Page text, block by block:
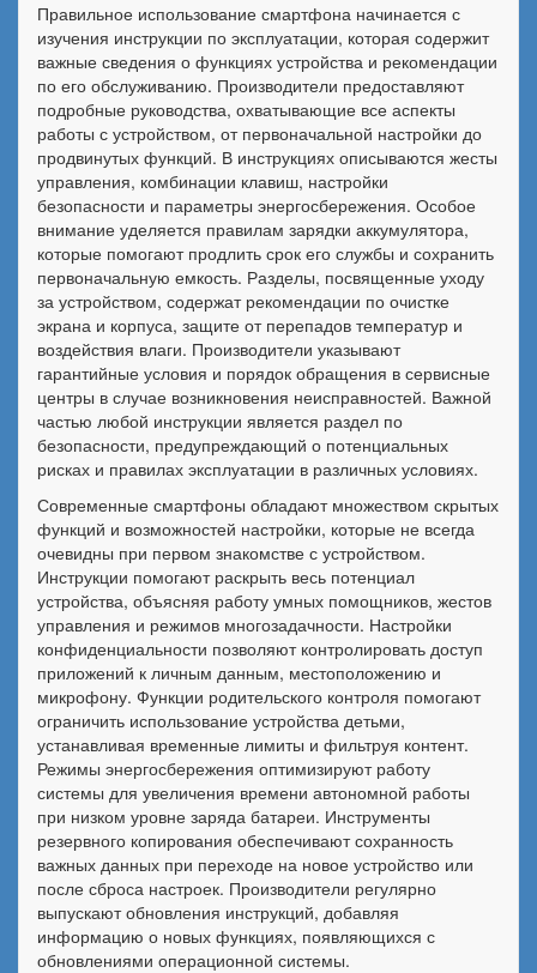
Правильное использование смартфона начинается с
изучения инструкции по эксплуатации, которая содержит
важные сведения о функциях устройства и рекомендации
по его обслуживанию. Производители предоставляют
подробные руководства, охватывающие все аспекты
работы с устройством, от первоначальной настройки до
продвинутых функций. В инструкциях описываются жесты
управления, комбинации клавиш, настройки
безопасности и параметры энергосбережения. Особое
внимание уделяется правилам зарядки аккумулятора,
которые помогают продлить срок его службы и сохранить
первоначальную емкость. Разделы, посвященные уходу
за устройством, содержат рекомендации по очистке
экрана и корпуса, защите от перепадов температур и
воздействия влаги. Производители указывают
гарантийные условия и порядок обращения в сервисные
центры в случае возникновения неисправностей. Важной
частью любой инструкции является раздел по
безопасности, предупреждающий о потенциальных
рисках и правилах эксплуатации в различных условиях.
Современные смартфоны обладают множеством скрытых
функций и возможностей настройки, которые не всегда
очевидны при первом знакомстве с устройством.
Инструкции помогают раскрыть весь потенциал
устройства, объясняя работу умных помощников, жестов
управления и режимов многозадачности. Настройки
конфиденциальности позволяют контролировать доступ
приложений к личным данным, местоположению и
микрофону. Функции родительского контроля помогают
ограничить использование устройства детьми,
устанавливая временные лимиты и фильтруя контент.
Режимы энергосбережения оптимизируют работу
системы для увеличения времени автономной работы
при низком уровне заряда батареи. Инструменты
резервного копирования обеспечивают сохранность
важных данных при переходе на новое устройство или
после сброса настроек. Производители регулярно
выпускают обновления инструкций, добавляя
информацию о новых функциях, появляющихся с
обновлениями операционной системы.